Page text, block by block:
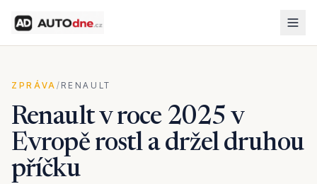
ZPRÁVA / RENAULT
Renault v roce 2025 v
Evropě rostl a držel druhou
příčku